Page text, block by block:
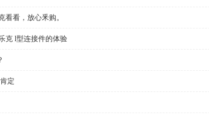
看看，放心釆购。
克 l型连接件的体验
定